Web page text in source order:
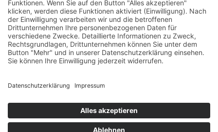
Verfügbarkeiten
Zahlung und Versand
Datenschutz
Fernabsatz
Widerrufsrecht MS
Widerrufsrecht bei Reparatur
Kontakt
Garantiefall